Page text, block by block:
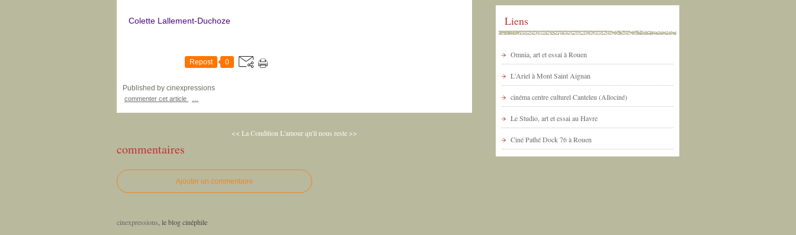
Colette Lallement-Duchoze
Repost 0
Published by cinexpressions
commenter cet article
<< La Condition L'amour qu'il nous reste >>
commentaires
Ajouter un commentaire
Liens
Omnia, art et essai à Rouen
L'Ariel à Mont Saint Aignan
cinéma centre culturel Canteleu (Allociné)
Le Studio, art et essai au Havre
Ciné Pathé Dock 76 à Rouen
cinexpressions , le blog cinéphile